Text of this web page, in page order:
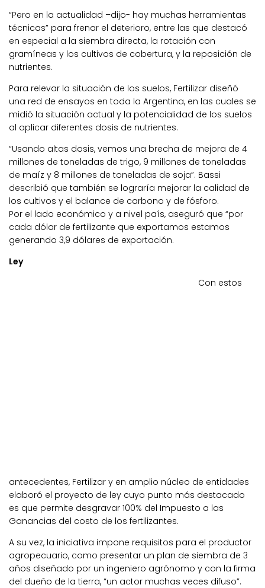
“Pero en la actualidad –dijo- hay muchas herramientas
técnicas” para frenar el deterioro, entre las que destacó
en especial a la siembra directa, la rotación con
gramíneas y los cultivos de cobertura, y la reposición de
nutrientes.
Para relevar la situación de los suelos, Fertilizar diseñó
una red de ensayos en toda la Argentina, en las cuales se
midió la situación actual y la potencialidad de los suelos
al aplicar diferentes dosis de nutrientes.
“Usando altas dosis, vemos una brecha de mejora de 4
millones de toneladas de trigo, 9 millones de toneladas
de maíz y 8 millones de toneladas de soja”. Bassi
describió que también se lograría mejorar la calidad de
los cultivos y el balance de carbono y de fósforo.
Por el lado económico y a nivel país, aseguró que “por
cada dólar de fertilizante que exportamos estamos
generando 3,9 dólares de exportación.
Ley
Con estos
antecedentes, Fertilizar y en amplio núcleo de entidades
elaboró el proyecto de ley cuyo punto más destacado
es que permite desgravar 100% del Impuesto a las
Ganancias del costo de los fertilizantes.
A su vez, la iniciativa impone requisitos para el productor
agropecuario, como presentar un plan de siembra de 3
años diseñado por un ingeniero agrónomo y con la firma
del dueño de la tierra, “un actor muchas veces difuso”.